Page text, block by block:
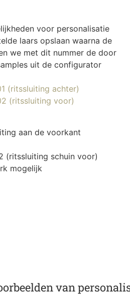
voor personalisatie
laars opslaan waarna de
we met dit nummer de door
uit de configurator
(ritssluiting achter)
(ritssluiting voor)
aan de voorkant
(ritssluiting schuin voor)
mogelijk
van